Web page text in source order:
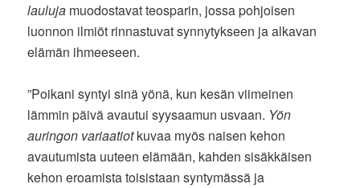
lauluja muodostavat teosparin, jossa pohjoisen
luonnon ilmiöt rinnastuvat synnytykseen ja alkavan
elämän ihmeeseen.
”Poikani syntyi sinä yönä, kun kesän viimeinen
lämmin päivä avautui syysaamun usvaan. Yön
auringon variaatiotkuvaa myös naisen kehon
avautumista uuteen elämään, kahden sisäkkäisen
kehon eroamista toisistaan syntymässä ja